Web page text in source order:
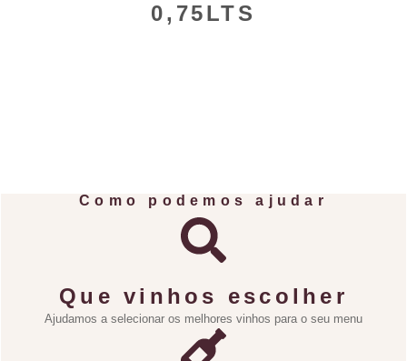
0,75LTS
Como podemos ajudar
Que vinhos escolher
Ajudamos a selecionar os melhores vinhos para o seu menu